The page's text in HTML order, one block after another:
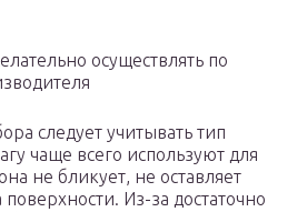
осуществлять по
следует учитывать тип
чаще всего используют для
не бликует, не оставляет
Из-за достаточно